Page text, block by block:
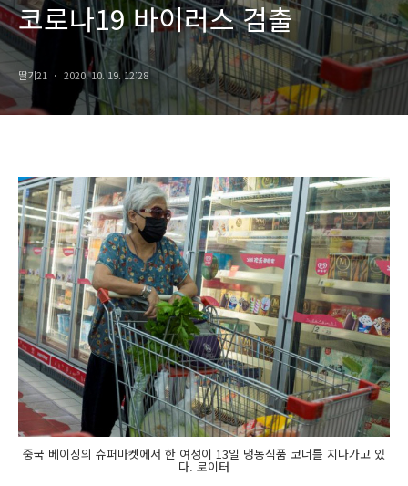
코로나19 바이러스 검출
딸기21 2020. 10. 19. 12:28
중국 베이징의 슈퍼마켓에서 한 여성이 13일 냉동식품 코너를 지나가고 있
다. 로이터